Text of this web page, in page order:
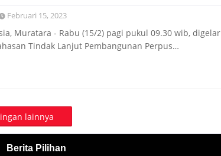
Februari 15, 2023
Muratara - Rabu (15/2) pagi pukul 09.30 wib, digelar
Tindak Lanjut Pembangunan Perpus…
lainnya
Berita Pilihan